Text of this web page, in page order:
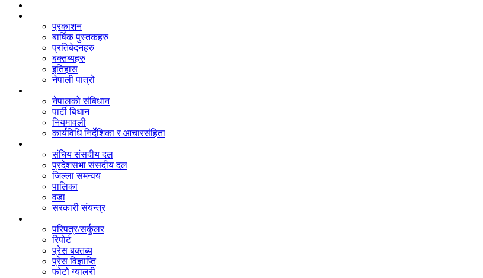
प्रकाशन
बार्षिक पुस्तकहरु
प्रतिबेदनहरु
बक्तब्यहरु
इतिहास
नेपाली पात्रो
नेपालको संबिधान
पार्टी बिधान
नियमावली
कार्यविधि निर्देशिका र आचारसंहिता
संघिय संसदीय दल
प्रदेशसभा संसदीय दल
जिल्ला समन्वय
पालिका
वडा
सरकारी संयन्त्र
परिपत्र/सर्कुलर
रिपोर्ट
प्रेस बक्तब्य
प्रेस विज्ञाप्ति
फोटो ग्यालरी